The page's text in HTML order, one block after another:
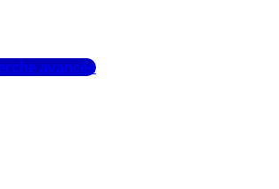
avancée